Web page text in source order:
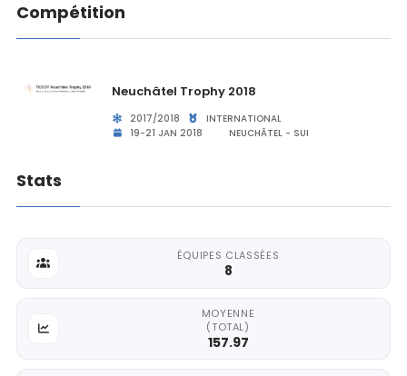
Compétition
Neuchâtel Trophy 2018
2017/2018
INTERNATIONAL
19-21 JAN 2018
NEUCHÂTEL - SUI
Stats
ÉQUIPES CLASSÉES
8
MOYENNE
(TOTAL)
157.97